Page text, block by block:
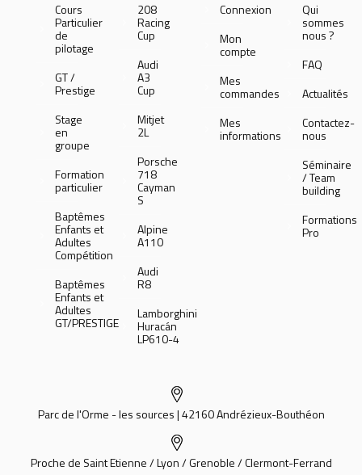
Cours
Particulier
de
pilotage
GT /
Prestige
Stage
en
groupe
Formation
particulier
Baptêmes
Enfants et
Adultes
Compétition
Baptêmes
Enfants et
Adultes
GT/PRESTIGE
208
Racing
Cup
Audi
A3
Cup
Mitjet
2L
Porsche
718
Cayman
S
Alpine
A110
Audi
R8
Lamborghini
Huracán
LP610-4
Connexion
Mon
compte
Mes
commandes
Mes
informations
Qui
sommes
nous ?
FAQ
Actualités
Contactez-
nous
Séminaire
/ Team
building
Formations
Pro
Parc de l'Orme - les sources | 42160 Andrézieux-Bouthéon
Proche de Saint Etienne / Lyon / Grenoble / Clermont-Ferrand